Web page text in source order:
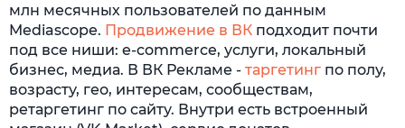
млн месячных пользователей по данным
Mediascope. Продвижение в ВК подходит почти
под все ниши: e-commerce, услуги, локальный
бизнес, медиа. В ВК Рекламе - таргетинг по полу,
возрасту, гео, интересам, сообществам,
ретаргетинг по сайту. Внутри есть встроенный